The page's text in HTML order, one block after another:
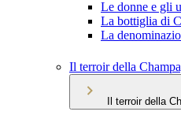
Le donne e gli
La bottiglia di
La
Il terroir della
Il terroir della